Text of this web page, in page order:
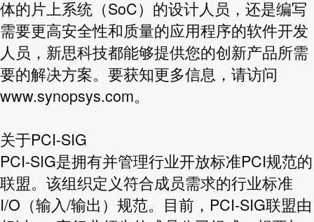
体的片上系统（SoC）的设计人员，还是编写
需要更高安全性和质量的应用程序的软件开发
人员，新思科技都能够提供您的创新产品所需
要的解决方案。要获知更多信息，请访问
www.synopsys.com。
关于PCI-SIG
PCI-SIG是拥有并管理行业开放标准PCI规范的
联盟。该组织定义符合成员需求的行业标准
I/O（输入/输出）规范。目前，PCI-SIG联盟由